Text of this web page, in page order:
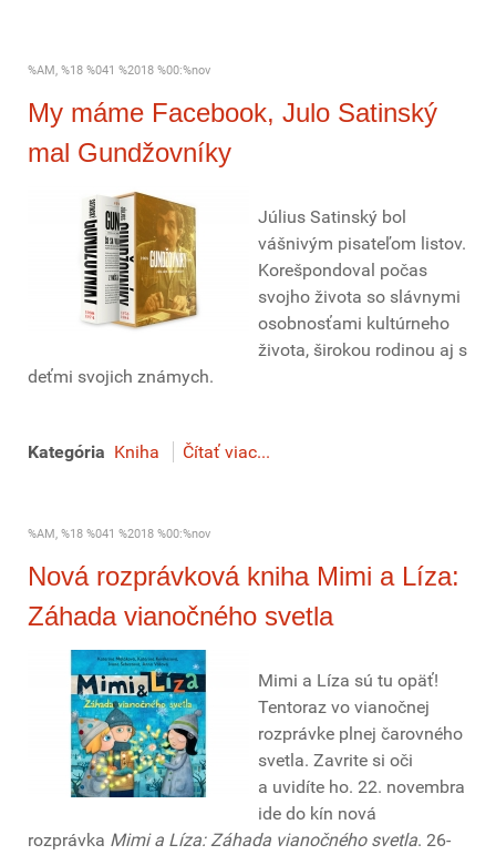
%AM, %18 %041 %2018 %00:%nov
My máme Facebook, Julo Satinský
mal Gundžovníky
Július Satinský bol
vášnivým pisateľom listov.
Korešpondoval počas
svojho života so slávnymi
osobnosťami kultúrneho
života, širokou rodinou aj s
deťmi svojich známych.
Kategória Kniha Čítať viac...
%AM, %18 %041 %2018 %00:%nov
Nová rozprávková kniha Mimi a Líza:
Záhada vianočného svetla
Mimi a Líza sú tu opäť!
Tentoraz vo vianočnej
rozprávke plnej čarovného
svetla. Zavrite si oči
a uvidíte ho. 22. novembra
ide do kín nová
rozprávka Mimi a Líza: Záhada vianočného svetla. 26-